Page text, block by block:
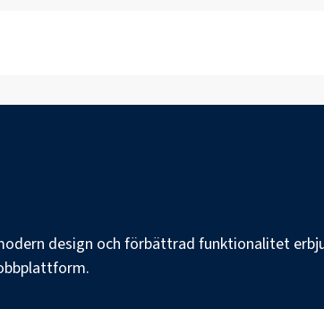
design och förbättrad funktionalitet